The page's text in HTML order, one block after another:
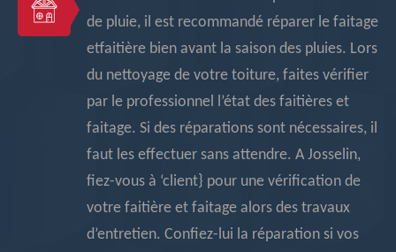
de pluie, il est recommandé réparer le faitage
etfaitière bien avant la saison des pluies. Lors
du nettoyage de votre toiture, faites vérifier
par le professionnel l’état des faitières et
faitage. Si des réparations sont nécessaires, il
faut les effectuer sans attendre. A Josselin,
fiez-vous à ‘client} pour une vérification de
votre faitière et faitage alors des travaux
d’entretien. Confiez-lui la réparation si vos